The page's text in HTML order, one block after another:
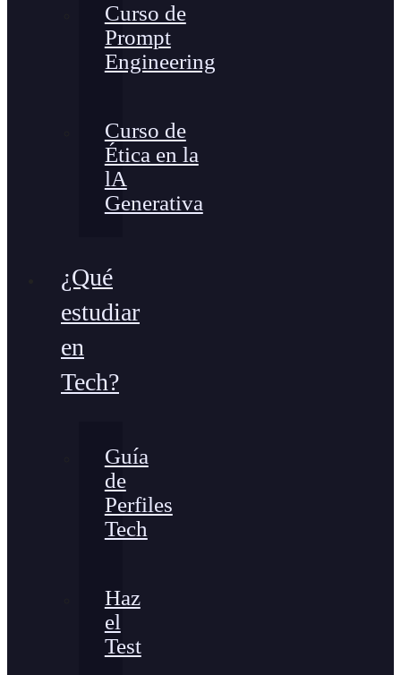
Curso de
Prompt
Engineering
Curso de
Ética en la
lA
Generativa
¿Qué
estudiar
en
Tech?
Guía
de
Perfiles
Tech
Haz
el
Test